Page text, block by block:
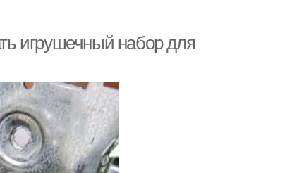
игрушечный набор для